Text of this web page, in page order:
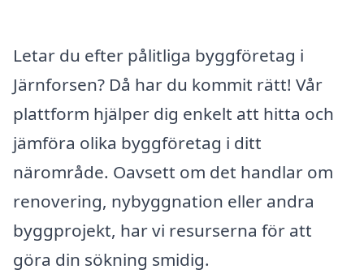
Letar du efter pålitliga byggföretag i
Järnforsen? Då har du kommit rätt! Vår
plattform hjälper dig enkelt att hitta och
jämföra olika byggföretag i ditt
närområde. Oavsett om det handlar om
renovering, nybyggnation eller andra
byggprojekt, har vi resurserna för att
göra din sökning smidig.